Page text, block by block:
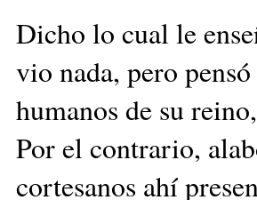
Dicho lo cual le
vio nada, pero
humanos de su
Por el contrario,
cortesanos ahí